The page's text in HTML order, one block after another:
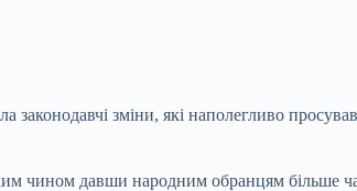
зміни, які наполегливо
чином давши народним обранцям більше